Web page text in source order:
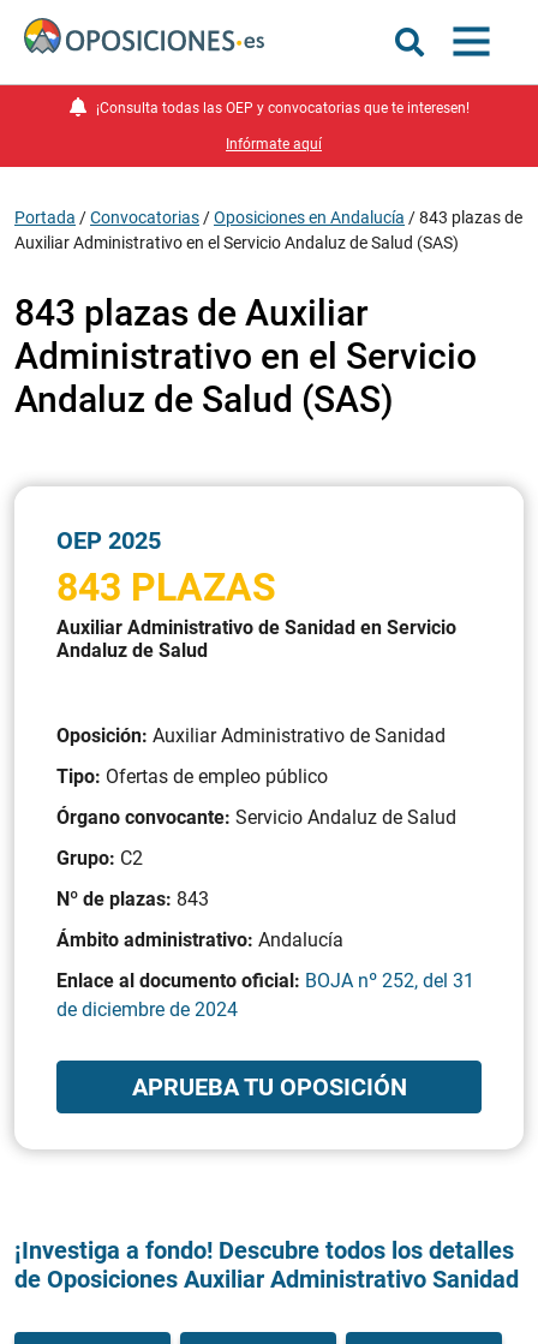
¡Consulta todas las OEP y convocatorias que te interesen!
Infórmate aquí
Portada /Convocatorias /Oposiciones en Andalucía /843 plazas de
Auxiliar Administrativo en el Servicio Andaluz de Salud (SAS)
843 plazas de Auxiliar
Administrativo en el Servicio
Andaluz de Salud (SAS)
OEP 2025
843 PLAZAS
Auxiliar Administrativo de Sanidad en Servicio
Andaluz de Salud
Oposición: Auxiliar Administrativo de Sanidad
Tipo: Ofertas de empleo público
Órgano convocante: Servicio Andaluz de Salud
Grupo: C2
Nº de plazas: 843
Ámbito administrativo: Andalucía
Enlace al documento oficial: BOJA nº 252, del 31
de diciembre de 2024
APRUEBA TU OPOSICIÓN
¡Investiga a fondo! Descubre todos los detalles
de Oposiciones Auxiliar Administrativo Sanidad